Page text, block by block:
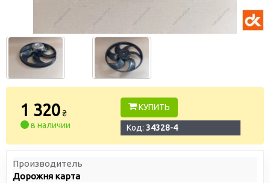
1 320₴
в наличии
КУПИТЬ
Код: 34328-4
Производитель
Дорожня карта